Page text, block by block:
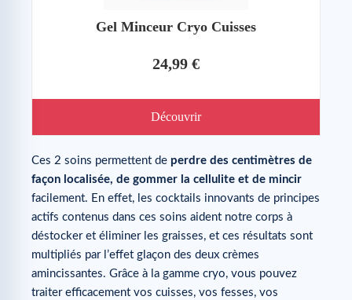
Gel Minceur Cryo Cuisses
24,99 €
Découvrir
Ces 2 soins permettent de perdre des centimètres de
façon localisée, de gommer la cellulite et de mincir
facilement. En effet, les cocktails innovants de principes
actifs contenus dans ces soins aident notre corps à
déstocker et éliminer les graisses, et ces résultats sont
multipliés par l’effet glaçon des deux crèmes
amincissantes. Grâce à la gamme cryo, vous pouvez
traiter efficacement vos cuisses, vos fesses, vos